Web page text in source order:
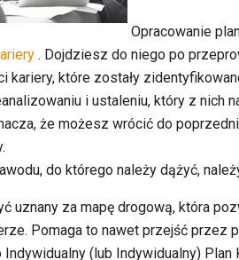
Opracowanie
. Dojdziesz do niego po
kariery, które zostały
i ustaleniu, który z nich
że ​​możesz wrócić do
do którego należy dążyć,
uznany za mapę drogową, która
Pomaga to nawet przejść przez
(lub Indywidualny)